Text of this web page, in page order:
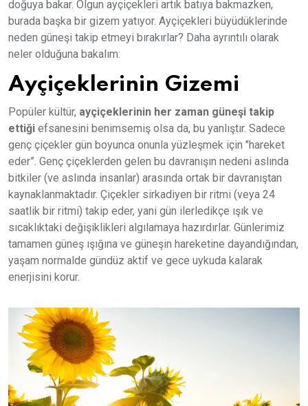
doğuya bakar. Olgun ayçiçekleri artık batıya bakmazken,
burada başka bir gizem yatıyor. Ayçiçekleri büyüdüklerinde
neden güneşi takip etmeyi bırakırlar? Daha ayrıntılı olarak
neler olduğuna bakalım:
Ayçiçeklerinin Gizemi
Popüler kültür, ayçiçeklerinin her zaman güneşi takip
ettiği efsanesini benimsemiş olsa da, bu yanlıştır. Sadece
genç çiçekler gün boyunca onunla yüzleşmek için "hareket
eder”. Genç çiçeklerden gelen bu davranışın nedeni aslında
bitkiler (ve aslında insanlar) arasında ortak bir davranıştan
kaynaklanmaktadır. Çiçekler sirkadiyen bir ritmi (veya 24
saatlik bir ritmi) takip eder, yani gün ilerledikçe ışık ve
sıcaklıktaki değişiklikleri algılamaya hazırdırlar. Günlerimiz
tamamen güneş ışığına ve güneşin hareketine dayandığından,
yaşam normalde gündüz aktif ve gece uykuda kalarak
enerjisini korur.